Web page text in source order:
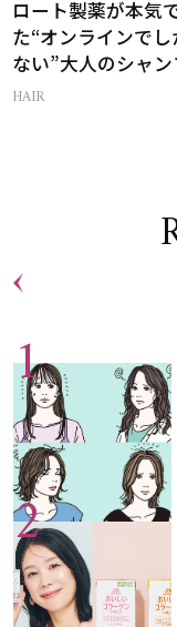
ロート製薬が本気
た“オンラインでし
ない”大人のシャ
トリートメントって
HAIR